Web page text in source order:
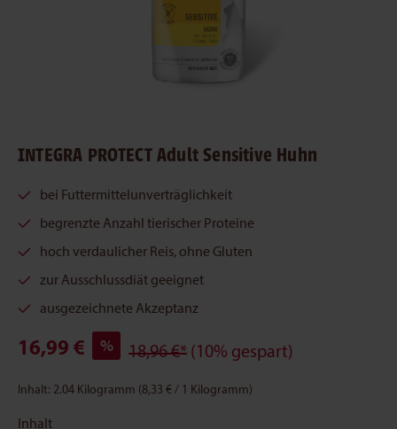
INTEGRA PROTECT Adult Sensitive Huhn
bei Futtermittelunverträglichkeit
begrenzte Anzahl tierischer Proteine
hoch verdaulicher Reis, ohne Gluten
zur Ausschlussdiät geeignet
ausgezeichnete Akzeptanz
16,99 € % 18,96 €* (10% gespart)
Inhalt: 2.04 Kilogramm (8,33 € / 1 Kilogramm)
Inhalt